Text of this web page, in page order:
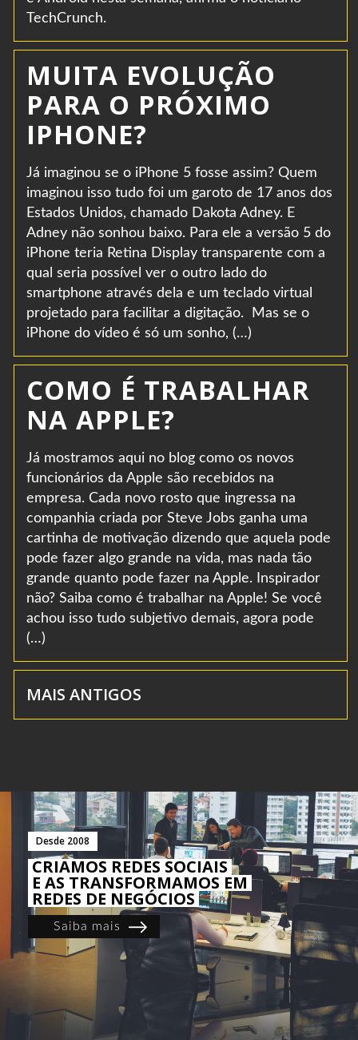
TechCrunch.
MUITA EVOLUÇÃO
PARA O PRÓXIMO
IPHONE?
Já imaginou se o iPhone 5 fosse assim? Quem
imaginou isso tudo foi um garoto de 17 anos dos
Estados Unidos, chamado Dakota Adney. E
Adney não sonhou baixo. Para ele a versão 5 do
iPhone teria Retina Display transparente com a
qual seria possível ver o outro lado do
smartphone através dela e um teclado virtual
projetado para facilitar a digitação. Mas se o
iPhone do vídeo é só um sonho, (…)
COMO É TRABALHAR
NA APPLE?
Já mostramos aqui no blog como os novos
funcionários da Apple são recebidos na
empresa. Cada novo rosto que ingressa na
companhia criada por Steve Jobs ganha uma
cartinha de motivação dizendo que aquela pode
pode fazer algo grande na vida, mas nada tão
grande quanto pode fazer na Apple. Inspirador
não? Saiba como é trabalhar na Apple! Se você
achou isso tudo subjetivo demais, agora pode
(…)
MAIS ANTIGOS
Desde 2008
CRIAMOS REDES SOCIAIS
E AS TRANSFORMAMOS EM
REDES DE NEGÓCIOS
Saiba mais